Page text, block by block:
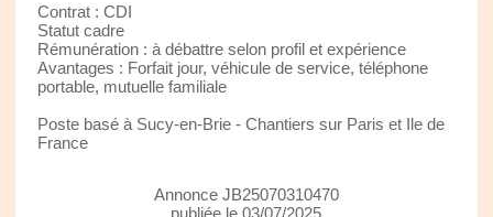
Contrat : CDI
Statut cadre
Rémunération : à débattre selon profil et expérience
Avantages : Forfait jour, véhicule de service, téléphone
portable, mutuelle familiale
Poste basé à Sucy-en-Brie - Chantiers sur Paris et Ile de
France
Annonce JB25070310470
publiée le 03/07/2025